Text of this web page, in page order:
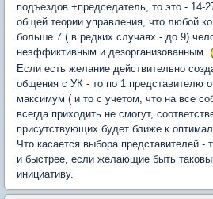
подъездов +председатель, то это - 14-
общей теории управления, что любой
больше 7 ( в редких случаях - до 9)
неэффиктивным и дезорганизованным.
Если есть желание действительно
общения с УК - то по 1 представителю
максимум ( и то с учетом, что на все
всегда приходить не смогут,
присутствующих будет ближе к
Что касается выбора представителей
и быстрее, если желающие быть
инициативу.